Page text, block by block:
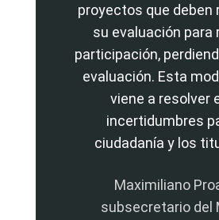
proyectos que deben
su evaluación para
participación,
evaluación. Esta
viene a resolver
incertidumbres
ciudadanía y los
Maximiliano
subsecretario del